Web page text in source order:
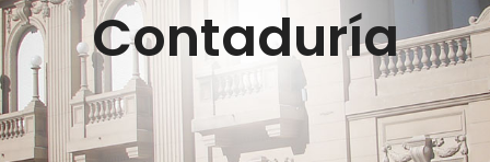
Contaduría